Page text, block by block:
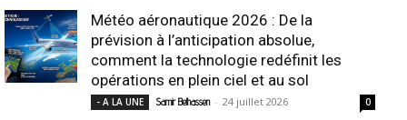
Météo aéronautique 2026 : De la
prévision à l’anticipation absolue,
comment la technologie redéfinit les
opérations en plein ciel et au sol
- A LA UNE Samir Belhassen - 24 juillet 2026 0